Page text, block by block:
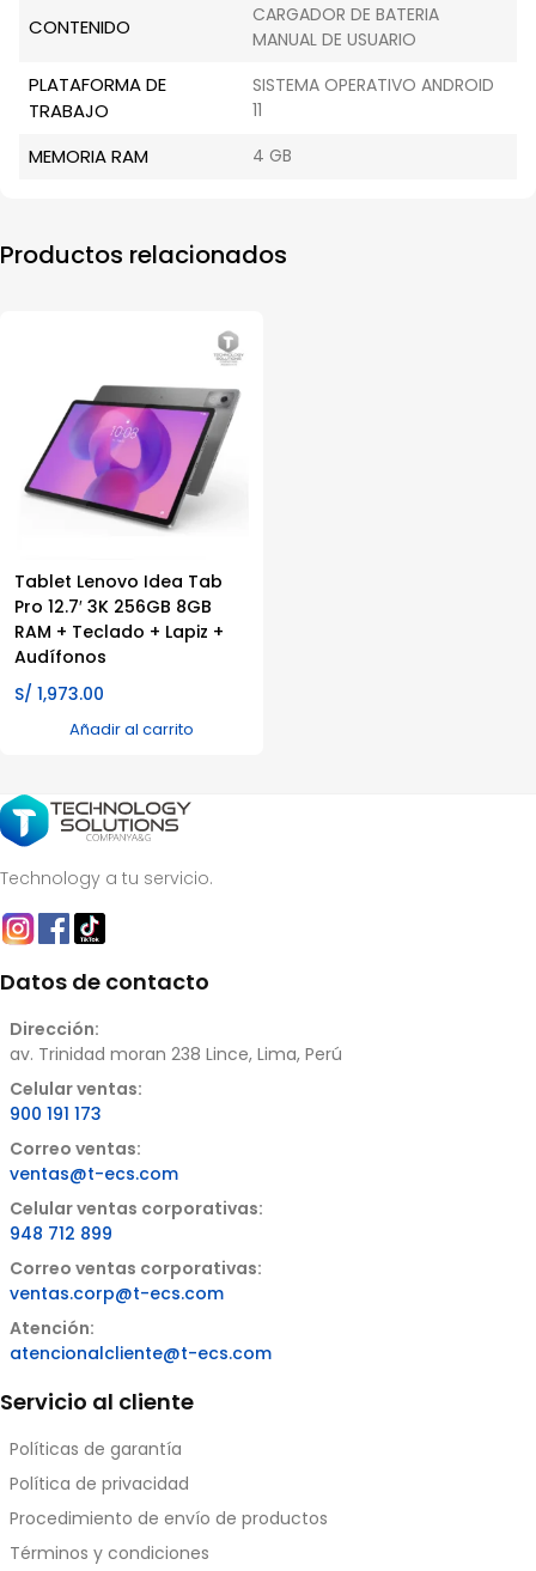
CONTENIDO
CARGADOR DE BATERIA
MANUAL DE USUARIO
PLATAFORMA DE
TRABAJO
SISTEMA OPERATIVO ANDROID
11
MEMORIA RAM 4 GB
Productos relacionados
Tablet Lenovo Idea Tab
Pro 12.7′ 3K 256GB 8GB
RAM + Teclado + Lapiz +
Audífonos
S/ 1,973.00
Añadir al carrito
Technology a tu servicio.
Datos de contacto
Dirección:
av. Trinidad moran 238 Lince, Lima, Perú
Celular ventas:
900 191 173
Correo ventas:
ventas@t-ecs.com
Celular ventas corporativas:
948 712 899
Correo ventas corporativas:
ventas.corp@t-ecs.com
Atención:
atencionalcliente@t-ecs.com
Servicio al cliente
Políticas de garantía
Política de privacidad
Procedimiento de envío de productos
Términos y condiciones